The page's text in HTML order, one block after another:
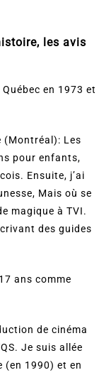
les avis
en 1973 et
(Montréal): Les
pour enfants,
Ensuite, j’ai
Mais où se
magique à TVI.
des guides
ans comme
de cinéma
Je suis allée
(en 1990) et en